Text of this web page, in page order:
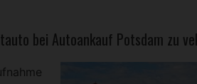
bei Autoankauf Potsdam zu